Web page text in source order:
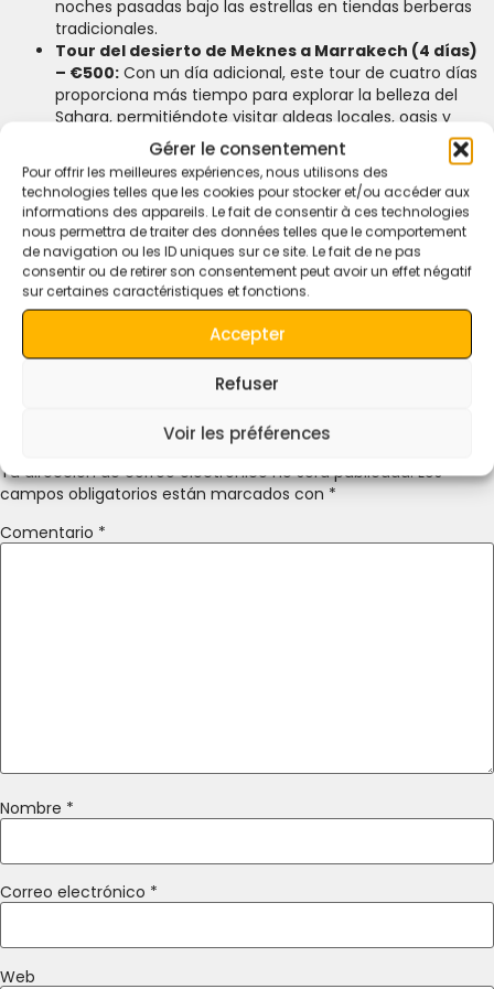
Gérer le consentement
Pour offrir les meilleures expériences, nous utilisons des
technologies telles que les cookies pour stocker et/ou accéder aux
informations des appareils. Le fait de consentir à ces technologies
nous permettra de traiter des données telles que le comportement
de navigation ou les ID uniques sur ce site. Le fait de ne pas
consentir ou de retirer son consentement peut avoir un effet négatif
sur certaines caractéristiques et fonctions.
Accepter
Refuser
Voir les préférences
noches pasadas bajo las estrellas en tiendas berberas
tradicionales.
Tour del desierto de Meknes a Marrakech (4 días)
– €500: Con un día adicional, este tour de cuatro días
proporciona más tiempo para explorar la belleza del
Sahara, permitiéndote visitar aldeas locales, oasis y
experimentar la tranquilidad de la vida en el desierto.
Tour del desierto de Meknes a Casablanca (5
días) – €600:Esta aventura de cinco días combina la
exploración del desierto con una visita cultural a
Casablanca. Vive las maravillas del Sahara, monta
camellos a través de las dunas doradas y descubre el
encanto urbano de Casablanca. Este tour es perfecto
para quienes buscan combinar aventura con
exploración de la ciudad.
una aventura única en el corazón de Marruecos!
Deja Una Respuesta
Tu dirección de correo electrónico no será publicada. Los
campos obligatorios están marcados con*
Comentario *
Nombre *
Correo electrónico *
Web